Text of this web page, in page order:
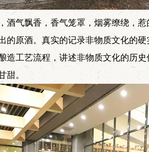
酒气飘香，香气笼罩，烟雾缭绕，
的原酒。真实的记录非物质文化的
造工艺流程，讲述非物质文化的历
甜。